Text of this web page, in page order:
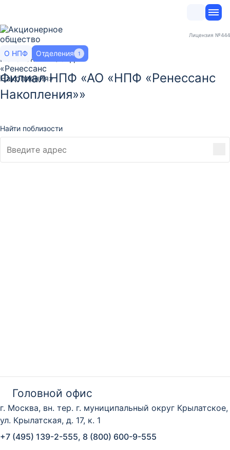
Лицензия №444
О НПФ Отделения 1
Филиал НПФ «АО «НПФ «Ренессанс
Накопления»»
Найти поблизости
Головной офис
г. Москва, вн. тер. г. муниципальный округ Крылатское,
ул. Крылатская, д. 17, к. 1
+7 (495) 139-2-555, 8 (800) 600-9-555